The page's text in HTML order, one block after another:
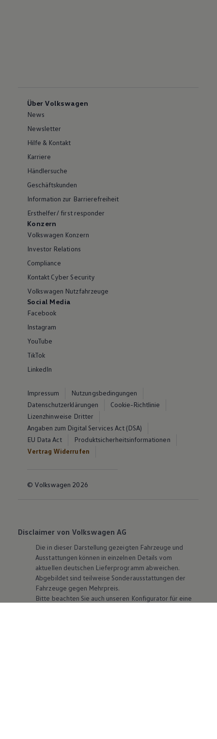
Über Volkswagen
News
Newsletter
Hilfe & Kontakt
Karriere
Händlersuche
Geschäftskunden
Information zur Barrierefreiheit
Ersthelfer/ first responder
Konzern
Volkswagen Konzern
Investor Relations
Compliance
Kontakt Cyber Security
Volkswagen Nutzfahrzeuge
Social Media
Facebook
Instagram
YouTube
TikTok
LinkedIn
Impressum
Nutzungsbedingungen
Datenschutzerklärungen
Cookie-Richtlinie
Lizenzhinweise Dritter
Angaben zum Digital Services Act (DSA)
EU Data Act
Produktsicherheitsinformationen
Vertrag Widerrufen
© Volkswagen 2026
Disclaimer von Volkswagen AG
Die in dieser Darstellung gezeigten Fahrzeuge und
Ausstattungen können in einzelnen Details vom
aktuellen deutschen Lieferprogramm abweichen.
Abgebildet sind teilweise Sonderausstattungen der
Fahrzeuge gegen Mehrpreis.
Bitte beachten Sie auch unseren Konfigurator für eine